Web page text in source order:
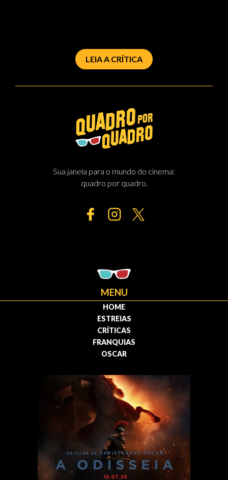
LEIA A CRÍTICA
Sua janela para o mundo do cinema:
quadro por quadro.
MENU
HOME
ESTREIAS
CRÍTICAS
FRANQUIAS
OSCAR